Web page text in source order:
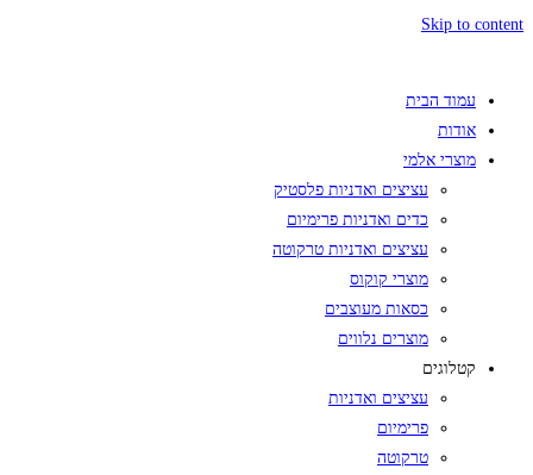
Skip to content
עמוד הבית
אודות
מוצרי אלמי
עציצים ואדניות פלסטיק
כדים ואדניות פרימיום
עציצים ואדניות טרקוטה
מוצרי קוקוס
כסאות מעוצבים
מוצרים נלווים
קטלוגים
עציצים ואדניות
פרימיום
טרקוטה